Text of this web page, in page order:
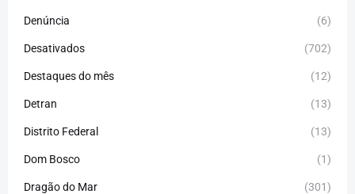
Denúncia (6)
Desativados (702)
Destaques do mês (12)
Detran (13)
Distrito Federal (13)
Dom Bosco (1)
Dragão do Mar (301)